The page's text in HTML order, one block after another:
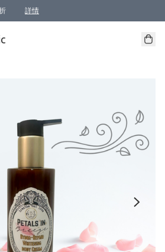
詳情
/3件85折】
由選2件9折/3件85折/5件8折】
85折
﹞系列2件9折】
9折 3支85折
9折, 2件88折 3件85折
選2件9折
9折/3件85折/5件8折】
9折/3件85折/5件8折】
效養護 BODY OIL 組2件88折/3件85折】
裝2件88折】
88折/3件85折】
由選2件88折/3件85折/4件或以上8折】
惠！
扣減獎賞優惠 !! 記得去賬户資料填上生日日期啦 !
$400 免運費
免運費